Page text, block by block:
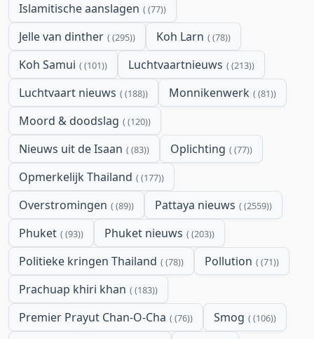
Islamitische aanslagen (77)
Jelle van dinther (295) Koh Larn (78)
Koh Samui (101) Luchtvaartnieuws (213)
Luchtvaart nieuws (188) Monnikenwerk (81)
Moord & doodslag (120)
Nieuws uit de Isaan (83) Oplichting (77)
Opmerkelijk Thailand (177)
Overstromingen (89) Pattaya nieuws (2559)
Phuket (93) Phuket nieuws (203)
Politieke kringen Thailand (78) Pollution (71)
Prachuap khiri khan (183)
Premier Prayut Chan-O-Cha (76) Smog (106)